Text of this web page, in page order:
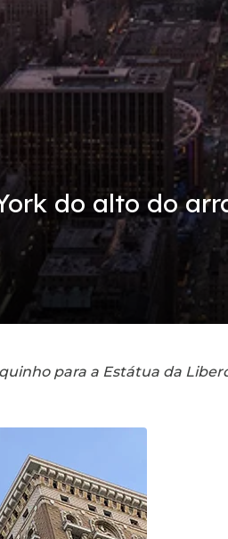
do alto do
para a Estátua da